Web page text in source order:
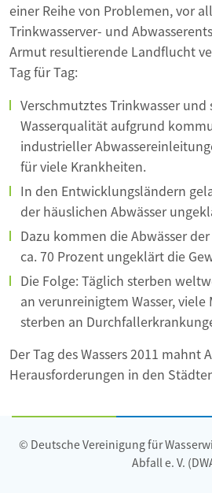
einer Reihe von Problemen, vor
Trinkwasserver- und
Armut resultierende Landflucht
Tag für Tag:
Verschmutztes Trinkwasser und
Wasserqualität aufgrund
industrieller
für viele Krankheiten.
In den Entwicklungsländern
der häuslichen Abwässer
Dazu kommen die Abwässer
ca. 70 Prozent ungeklärt die
Die Folge: Täglich sterben
an verunreinigtem Wasser,
sterben an
Der Tag des Wassers 2011 mahnt
Herausforderungen in den
© Deutsche Vereinigung für
Abfall e. V.